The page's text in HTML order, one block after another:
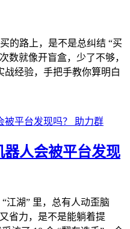
的路上，是不是总纠结 “买
数就像开盲盒，少了不够，
战经验，手把手教你算明白
助力群
人会被平台发现
江湖” 里，总有人动歪脑
省力，是不是能躺着提